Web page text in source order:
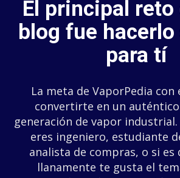
El principal reto
blog fue
para tí
La meta de VaporPedia con
convertirte en un
generación de vapor
eres ingeniero, estudiante
analista de compras, o si es
llanamente te gusta el